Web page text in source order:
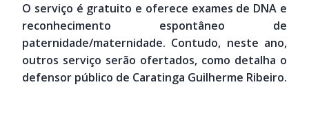
O serviço é gratuito e oferece exames de DNA e
reconhecimento espontâneo de
paternidade/maternidade. Contudo, neste ano,
outros serviço serão ofertados, como detalha o
defensor público de Caratinga Guilherme Ribeiro.